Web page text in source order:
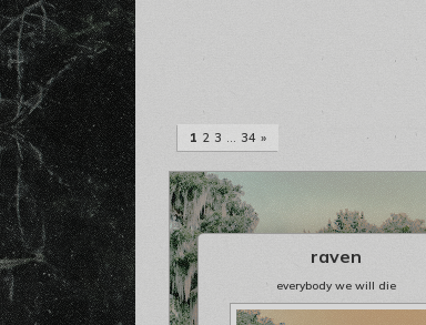
1 2 3 … 34 »
raven
everybody we will die